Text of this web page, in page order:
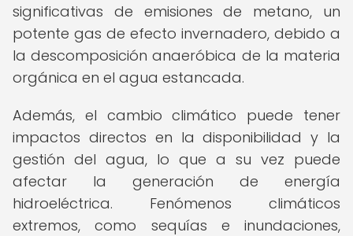
significativas de emisiones de metano, un
potente gas de efecto invernadero, debido a
la descomposición anaeróbica de la materia
orgánica en el agua estancada.
Además, el cambio climático puede tener
impactos directos en la disponibilidad y la
gestión del agua, lo que a su vez puede
afectar la generación de energía
hidroeléctrica. Fenómenos climáticos
extremos, como sequías e inundaciones,